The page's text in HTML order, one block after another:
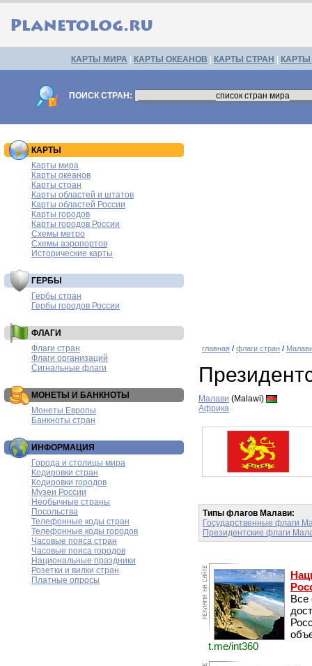
КАРТЫ МИРА КАРТЫ ОКЕАНОВ КАРТЫ СТРАН
ПОИСК СТРАН:
КАРТЫ
Карты мира
Карты океанов
Карты стран
Карты областей и штатов
Карты областей России
Карты городов
Карты городов России
Схемы метро
Схемы аэропортов
Исторические карты
ГЕРБЫ
Гербы стран
Гербы городов России
ФЛАГИ
Флаги стран
Флаги организаций
Сигнальные флаги
МОНЕТЫ И БАНКНОТЫ
Монеты Европы
Банкноты стран
ИНФОРМАЦИЯ
Города и столицы мира
Кодировки стран
Кодировки городов
Музеи России
Необычные страны
Посольства
Телефонные коды стран
Телефонные коды городов
Часовые пояса стран
Часовые пояса городов
Национальные праздники
Розетки и вилки стран
Платные опросы
главная / флаги стран /
Малави (Malawi)
Африка
Типы флагов Малави:
Государственные флаги
Президентские флаги
Все
t.me/int360